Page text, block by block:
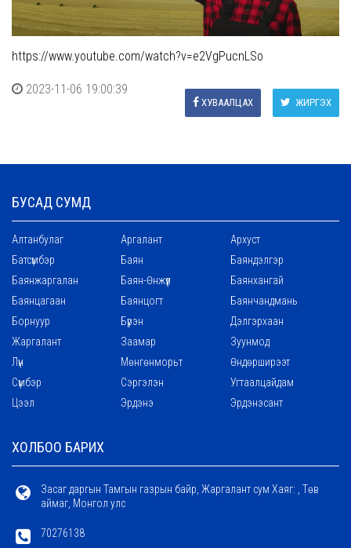
https://www.youtube.com/watch?v=e2VgPucnLSo
2023-11-06 19:00:39
ЖИРГЭХ
ХУВААЛЦАХ
БУСАД СУМД
Алтанбулаг Аргалант
Архуст
Батсүмбэр
Баян
Баяндэлгэр
Баянжаргалан
Баян-Өнжүүл
Баянхангай
Баянцагаан
Баянцогт
Баянчандмань
Борнуур
Бүрэн
Дэлгэрхаан
Жаргалант
Заамар
Зуунмод
Лүн
Мөнгөнморьт
Өндөрширээт
Сүмбэр
Сэргэлэн
Угтаалцайдам
Цээл
Эрдэнэ Эрдэнэсант
ХОЛБОО БАРИХ
Засаг даргын Тамгын газрын байр, Жаргалант сум Хаяг: , Төв
аймаг, Монгол улс
70276138